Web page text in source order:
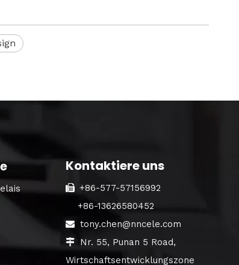
Kontaktiere uns
+86-577-57156992
+86-13626580452
 tony.chen@nncele.com

Nr. 55, Punan 5 Road,
Wirtschaftsentwicklungszone